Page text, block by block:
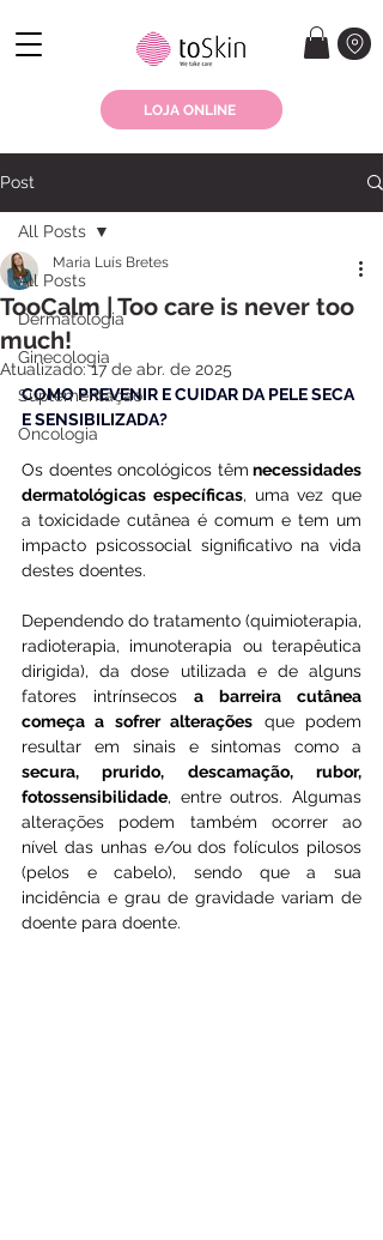
LOJA ONLINE
Post
All Posts
Dermatologia
Ginecologia
Suplementação
Oncologia
All Posts
TooCalm | Too care is never too
much!
Maria Luís Bretes
Atualizado:17 de abr. de 2025
COMO PREVENIR E CUIDAR DA PELE SECA
E SENSIBILIZADA?
Os doentes oncológicos têm necessidades
dermatológicas específicas, uma vez que
a toxicidade cutânea é comum e tem um
impacto psicossocial significativo na vida
destes doentes.
Dependendo do tratamento (quimioterapia,
radioterapia, imunoterapia ou terapêutica
dirigida), da dose utilizada e de alguns
fatores intrínsecos a barreira cutânea
começa a sofrer alterações que podem
secura, prurido, descamação, rubor,
fotossensibilidade, entre outros. Algumas
alterações podem também ocorrer ao
nível das unhas e/ou dos folículos pilosos
(pelos e cabelo), sendo que a sua
incidência e grau de gravidade variam de
doente para doente.